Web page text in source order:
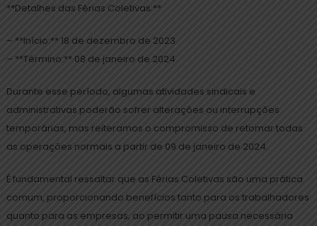
**Detalhes das Férias Coletivas:**
– **Início:** 18 de dezembro de 2023
– **Término:** 08 de janeiro de 2024
Durante esse período, algumas atividades sindicais e
administrativas poderão sofrer alterações ou interrupções
temporárias, mas reiteramos o compromisso de retomar todas
as operações normais a partir de 09 de janeiro de 2024.
É fundamental ressaltar que as Férias Coletivas são uma prática
comum, proporcionando benefícios tanto para os trabalhadores
quanto para as empresas, ao permitir uma pausa necessária